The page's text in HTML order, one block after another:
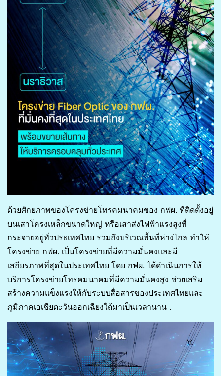
ด้วยศักยภาพของโครงข่ายโทรคมนาคมของ กฟผ. ที่ติดตั้งอยู่
บนเสาโครงเหล็กขนาดใหญ่ หรือเสาส่งไฟฟ้าแรงสูงที่
กระจายอยู่ทั่วประเทศไทย รวมถึงบริเวณพื้นที่ห่างไกล ทำให้
โครงข่าย กฟผ. เป็นโครงข่ายที่มีความมั่นคงและมี
เสถียรภาพที่สุดในประเทศไทย โดย กฟผ. ได้ดำเนินการให้
บริการโครงข่ายโทรคมนาคมที่มีความมั่นคงสูง ช่วยเสริม
สร้างความแข็งแรงให้กับระบบสื่อสารของประเทศไทยและ
ภูมิภาคเอเชียตะวันออกเฉียงใต้มาเป็นเวลานาน .